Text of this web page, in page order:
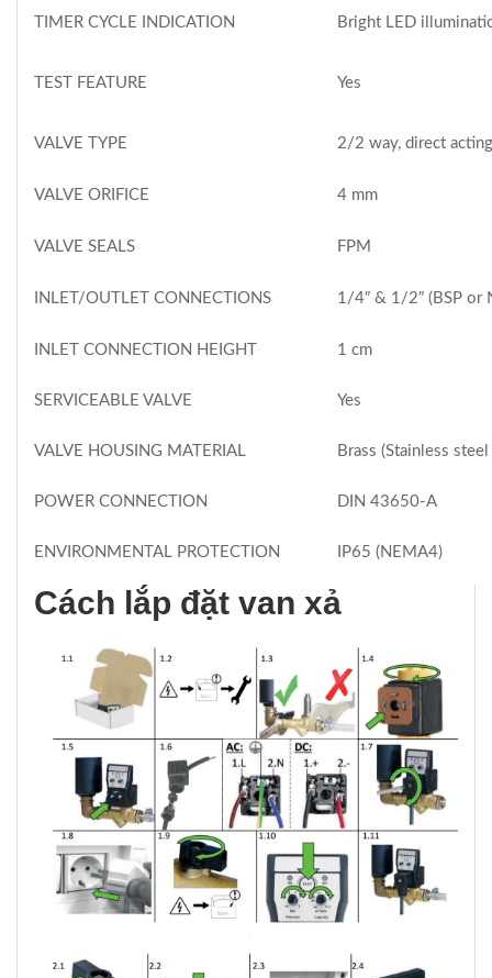
TIMER CYCLE INDICATION Bright LED
TEST FEATURE Yes
VALVE TYPE 2/2 way, direct acting
VALVE ORIFICE 4 mm
VALVE SEALS FPM
INLET/OUTLET CONNECTIONS 1/4″ & 1/2″ (BSP or
INLET CONNECTION HEIGHT 1 cm
SERVICEABLE VALVE Yes
VALVE HOUSING MATERIAL Brass (Stainless
POWER CONNECTION DIN 43650-A
ENVIRONMENTAL PROTECTION IP65 (NEMA4)
Cách lắp đặt van xả